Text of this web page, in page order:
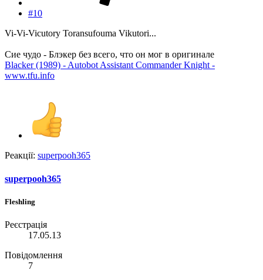
#10
Vi-Vi-Vicutory Toransufouma Vikutori...
Сие чудо - Блэкер без всего, что он мог в оригинале
Blacker (1989) - Autobot Assistant Commander Knight -
www.tfu.info
Реакції: superpooh365
superpooh365
Fleshling
Реєстрація
17.05.13
Повідомлення
7